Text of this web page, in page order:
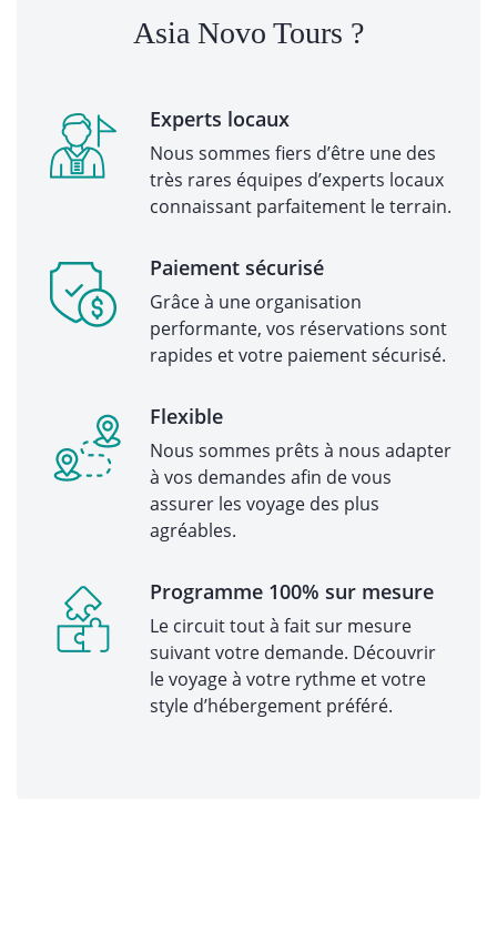
Asia Novo Tours ?
Experts locaux
Nous sommes fiers d’être une des
très rares équipes d’experts locaux
connaissant parfaitement le terrain.
Paiement sécurisé
Grâce à une organisation
performante, vos réservations sont
rapides et votre paiement sécurisé.
Flexible
Nous sommes prêts à nous adapter
à vos demandes afin de vous
assurer les voyage des plus
agréables.
Programme 100% sur mesure
Le circuit tout à fait sur mesure
suivant votre demande. Découvrir
le voyage à votre rythme et votre
style d’hébergement préféré.